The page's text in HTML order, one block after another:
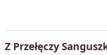
Z Przełęczy